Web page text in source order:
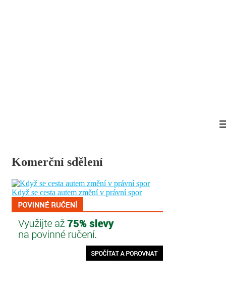
Komerční sdělení
Když se cesta autem změní v právní spor